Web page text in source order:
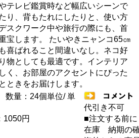
テレビ鑑賞時など幅広いシーンで
り、背もたれにしたりと、使い方
スクワーク中や旅行の際にも、首
宝します。 たいやきニャンコ65㎝
喜ばれること間違いなし。ネコ好
物としても最適です。インテリア
く、お部屋のアクセントにぴった
ときをお届けします。
数量：24個単位/ 単
1050円
代引き不可
■注文する前に
在庫 納期の